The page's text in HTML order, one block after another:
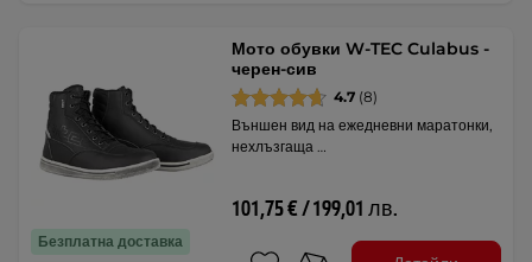
Безплатна доставка
Мото обувки W-TEC Culabus -
черен-сив
4.7 (8)
Външен вид на ежедневни маратонки,
нехлъзгаща …
101,75 € / 199,01 лв.